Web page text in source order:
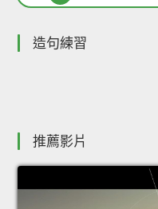
造句練習
推薦影片